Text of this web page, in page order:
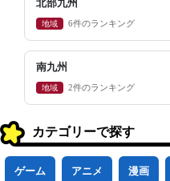
北部九州
地域 6件のランキング
南九州
地域 2件のランキング
カテゴリーで探す
ゲーム アニメ 漫画